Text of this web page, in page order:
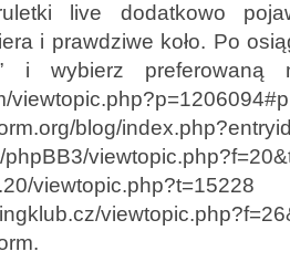
live dodatkowo
i prawdziwe koło. Po
i wybierz preferowaną
blog/
phpBB3/
viewtopic.php?t=15228